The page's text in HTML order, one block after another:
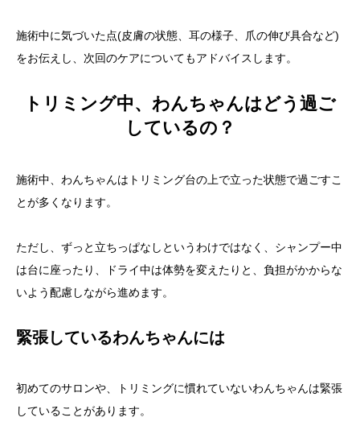
施術中に気づいた点(皮膚の状態、耳の様子、爪の伸び具合など)
をお伝えし、次回のケアについてもアドバイスします。
トリミング中、わんちゃんはどう過ご
しているの？
施術中、わんちゃんはトリミング台の上で立った状態で過ごすこ
とが多くなります。
ただし、ずっと立ちっぱなしというわけではなく、シャンプー中
は台に座ったり、ドライ中は体勢を変えたりと、負担がかからな
いよう配慮しながら進めます。
緊張しているわんちゃんには
初めてのサロンや、トリミングに慣れていないわんちゃんは緊張
していることがあります。